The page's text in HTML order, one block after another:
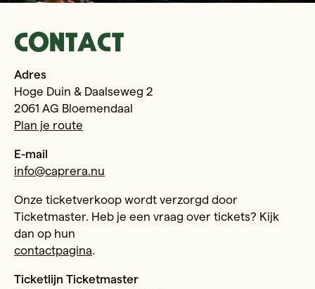
Contact
Adres
Hoge Duin & Daalseweg 2
2061 AG Bloemendaal
Plan je route
E-mail
info@caprera.nu
Onze ticketverkoop wordt verzorgd door
Ticketmaster. Heb je een vraag over tickets? Kijk
dan op hun
contactpagina.
Ticketlijn Ticketmaster